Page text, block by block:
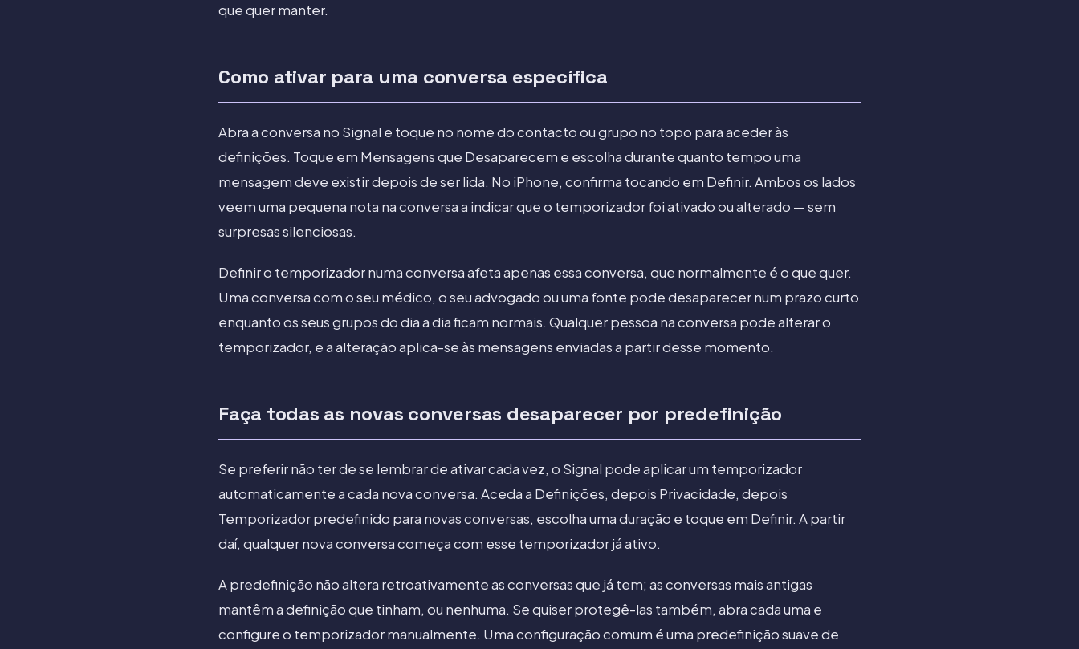
que quer manter.
Como ativar para uma conversa específica
Abra a conversa no Signal e toque no nome do contacto ou grupo no topo para aceder às
definições. Toque em Mensagens que Desaparecem e escolha durante quanto tempo uma
mensagem deve existir depois de ser lida. No iPhone, confirma tocando em Definir. Ambos os lados
veem uma pequena nota na conversa a indicar que o temporizador foi ativado ou alterado — sem
surpresas silenciosas.
Definir o temporizador numa conversa afeta apenas essa conversa, que normalmente é o que quer.
Uma conversa com o seu médico, o seu advogado ou uma fonte pode desaparecer num prazo curto
enquanto os seus grupos do dia a dia ficam normais. Qualquer pessoa na conversa pode alterar o
temporizador, e a alteração aplica-se às mensagens enviadas a partir desse momento.
Faça todas as novas conversas desaparecer por predefinição
Se preferir não ter de se lembrar de ativar cada vez, o Signal pode aplicar um temporizador
automaticamente a cada nova conversa. Aceda a Definições, depois Privacidade, depois
Temporizador predefinido para novas conversas, escolha uma duração e toque em Definir. A partir
daí, qualquer nova conversa começa com esse temporizador já ativo.
A predefinição não altera retroativamente as conversas que já tem; as conversas mais antigas
mantêm a definição que tinham, ou nenhuma. Se quiser protegê-las também, abra cada uma e
configure o temporizador manualmente. Uma configuração comum é uma predefinição suave de